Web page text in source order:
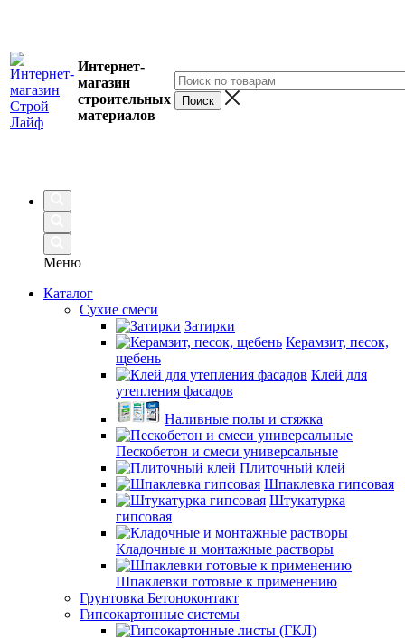
Интернет-
магазин
строительных
материалов
Меню
Каталог
Сухие смеси
Затирки
Керамзит, песок,
щебень
Клей для
утепления фасадов
Наливные полы и стяжка
Пескобетон и смеси универсальные
Плиточный клей
Шпаклевка гипсовая
Штукатурка
гипсовая
Кладочные и монтажные растворы
Шпаклевки готовые к применению
Грунтовка Бетоноконтакт
Гипсокартонные системы